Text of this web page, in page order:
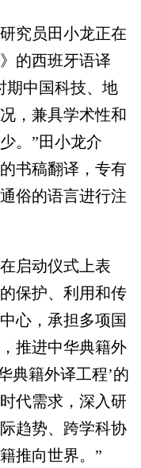
究员田小龙正在
的西班牙语译
期中国科技、地
，兼具学术性和
。”田小龙介
书稿翻译，专有
俗的语言进行注
启动仪式上表
保护、利用和传
心，承担多项国
推进中华典籍外
典籍外译工程’的
代需求，深入研
趋势、跨学科协
推向世界。”